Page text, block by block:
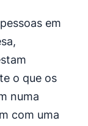
em
o que os
numa
com uma